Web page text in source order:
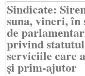
Sindicate:
suna, vineri,
de
privind
serviciile care
şi prim-ajutor